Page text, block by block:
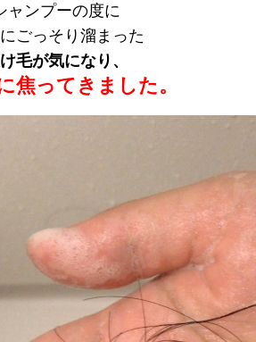
ャンプーの度に
ごっそり溜まった
毛が気になり、
焦ってきました。